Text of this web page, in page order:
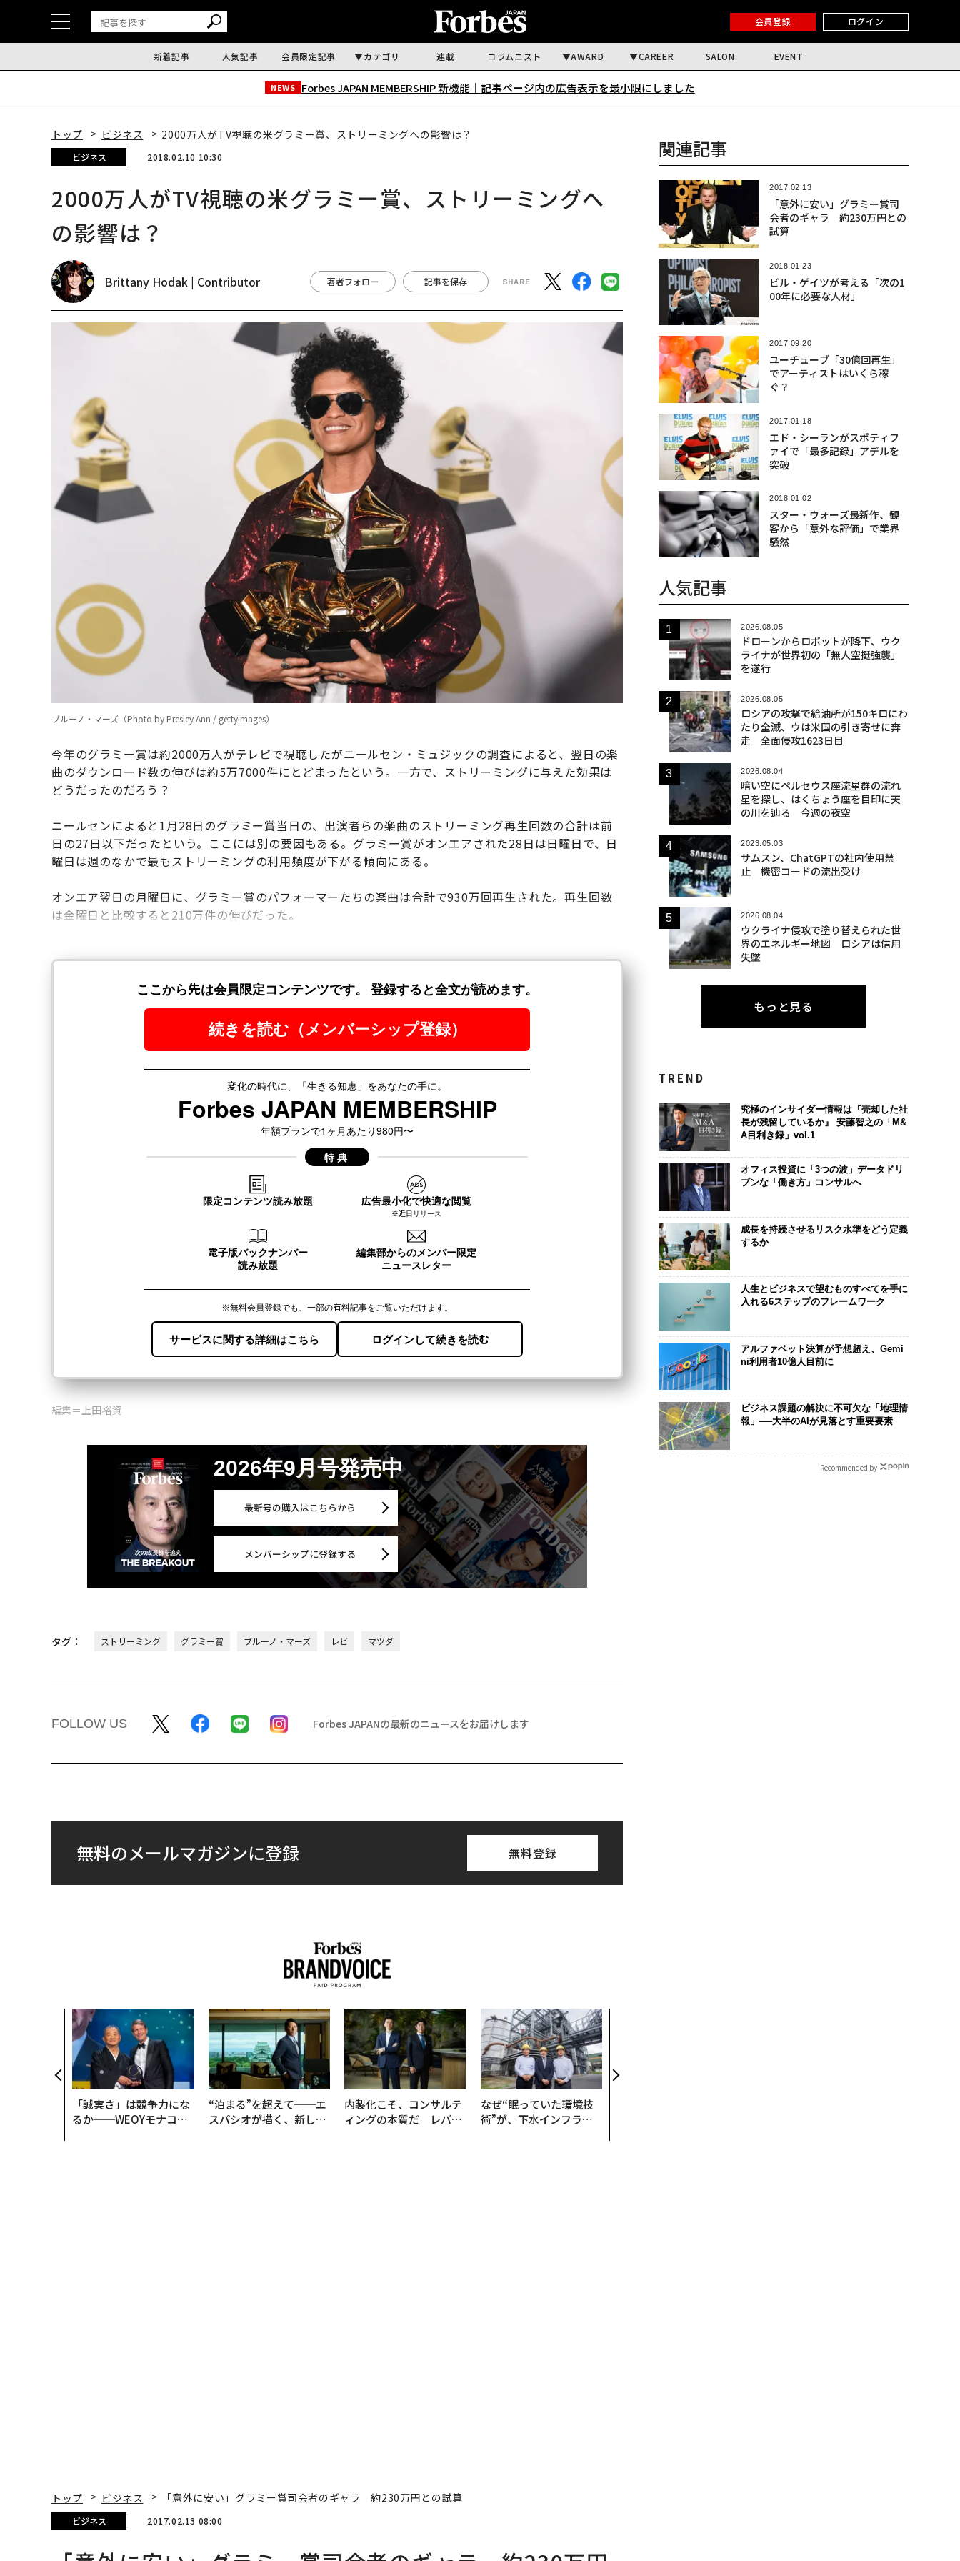
会員登録 ログイン
新着記事 人気記事 会員限定記事 カテゴリ 連載 コラムニスト AWARD CAREER SALON EVENT
NEWS Forbes JAPAN MEMBERSHIP 新機能｜ 記事ページ内の広告表示を最小限にしました
トップ ビジネス 2000万人がTV視聴の米グラミー賞、ストリーミングへの影響は？
ビジネス 2018.02.10 10:30
2000万人がTV視聴の米グラミー賞、ストリーミングへ
の影響は？
Brittany Hodak | Contributor 著者フォロー 記事を保存
ブルーノ・マーズ（Photo by Presley Ann / gettyimages）
今年のグラミー賞は約2000万人がテレビで視聴したがニールセン・ミュジックの調査によると、翌日の楽
曲のダウンロード数の伸びは約5万7000件にとどまったという。一方で、ストリーミングに与えた効果は
どうだったのだろう？
ニールセンによると1月28日のグラミー賞当日の、出演者らの楽曲のストリーミング再生回数の合計は前
日の27日以下だったという。ここには別の要因もある。グラミー賞がオンエアされた28日は日曜日で、日
曜日は週のなかで最もストリーミングの利用頻度が下がる傾向にある。
オンエア翌日の月曜日に、グラミー賞のパフォーマーたちの楽曲は合計で930万回再生された。再生回数
は金曜日と比較すると210万件の伸びだった。
編集＝上田裕資
2026年9月号発売中
最新号の購入はこちらから
メンバーシップに登録する
タグ： ストリーミング グラミー賞 ブルーノ・マーズ レビ マツダ
FOLLOW US Forbes JAPANの最新のニュースをお届けします
無料のメールマガジンに登録 無料登録
「誠実さ」は競争力にな
るか──WEOYモナコで
“泊まる”を超えて──エ
スパシオが描く、新しい
内製化こそ、コンサルテ
ィングの本質だ レバレ
なぜ“眠っていた環境技
術”が、下水インフラを
×PwC】
関連記事
2017.02.13
「意外に安い」グラミー賞司
会者のギャラ 約230万円との
試算
2018.01.23
ビル・ゲイツが考える「次の1
00年に必要な人材」
2017.09.20
ユーチューブ「30億回再生」
でアーティストはいくら稼
ぐ？
2017.01.18
エド・シーランがスポティフ
ァイで「最多記録」アデルを
突破
2018.01.02
スター・ウォーズ最新作、観
客から「意外な評価」で業界
騒然
人気記事
2026.08.05
ドローンからロボットが降下、ウク
ライナが世界初の「無人空挺強襲」
を遂行
2026.08.05
ロシアの攻撃で給油所が150キロにわ
たり全滅、ウは米国の引き寄せに奔
走 全面侵攻1623日目
2026.08.04
暗い空にペルセウス座流星群の流れ
星を探し、はくちょう座を目印に天
の川を辿る 今週の夜空
2023.05.03
サムスン、ChatGPTの社内使用禁
止 機密コードの流出受け
2026.08.04
ウクライナ侵攻で塗り替えられた世
界のエネルギー地図 ロシアは信用
失墜
もっと見る
TREND
究極のインサイダー情報は『売却した社
長が残留しているか』 安藤智之の「M&
A目利き録」vol.1
オフィス投資に「3つの波」データドリ
ブンな「働き方」コンサルへ
成長を持続させるリスク水準をどう定義
するか
人生とビジネスで望むものすべてを手に
入れる6ステップのフレームワーク
アルファベット決算が予想超え、Gemi
ni利用者10億人目前に
ビジネス課題の解決に不可欠な「地理情
報」──大半のAIが見落とす重要要素
Recommended by